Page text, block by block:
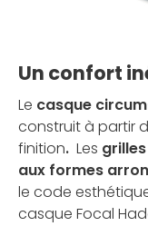
Un confort
Le casque
construit à partir
finition. Les
aux formes
le code
casque Focal